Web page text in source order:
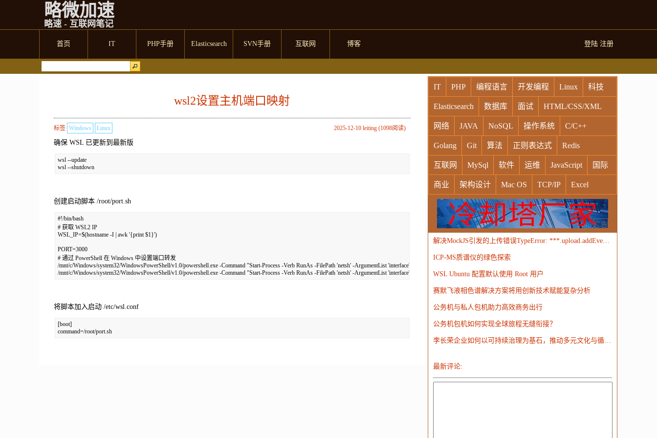
略微加速
略速 - 互联网笔记
首页 IT PHP手册 Elasticsearch SVN手册 互联网 博客 登陆 注册
wsl2设置主机端口映射
2025-12-10 leiting (1098阅读)
标签 Windows Linux
确保 WSL 已更新到最新版
wsl --update
wsl --shutdown
创建启动脚本 /root/port.sh
#!/bin/bash
# 获取 WSL2 IP
WSL_IP=$(hostname -I | awk '{print $1}')
PORT=3000
# 通过 PowerShell 在 Windows 中设置端口转发
/mnt/c/Windows/system32/WindowsPowerShell/v1.0/powershell.exe -Command "Start-Process -Verb RunAs -FilePath 'netsh' -ArgumentList 'interface','portproxy','delete','v4tov4','listenport=$PORT','listenaddress=0.0.0.0'"
/mnt/c/Windows/system32/WindowsPowerShell/v1.0/powershell.exe -Command "Start-Process -Verb RunAs -FilePath 'netsh' -ArgumentList
将脚本加入启动 /etc/wsl.conf
[boot]
command=/root/port.sh
IT PHP 编程语言 开发编程 Linux 科技
Elasticsearch 数据库 面试 HTML/CSS/XML
网络 JAVA NoSQL 操作系统 C/C++
Golang Git 算法 正则表达式 Redis
互联网 MySql 软件 运维 JavaScript 国际
商业 架构设计 Mac OS TCP/IP Excel
Windows Oracle Socket VR Vim
MongoDB 运营 Python MemCache 硬件
电子 娱乐 设计 摄影 nginx 游戏
WordPress HTTP 团建
广告
解决MockJS引发的上传错误TypeError: ***.upload.addEventListener is not a function
ICP-MS质谱仪的绿色探索
WSL Ubuntu 配置默认使用 Root 用户
赛默飞液相色谱解决方案将用创新技术赋能复杂分析
公务机与私人包机助力高效商务出行
公务机包机如何实现全球旅程无缝衔接？
李长荣企业如何以可持续治理为基石，推动多元文化与循环经济并进？
最新评论: